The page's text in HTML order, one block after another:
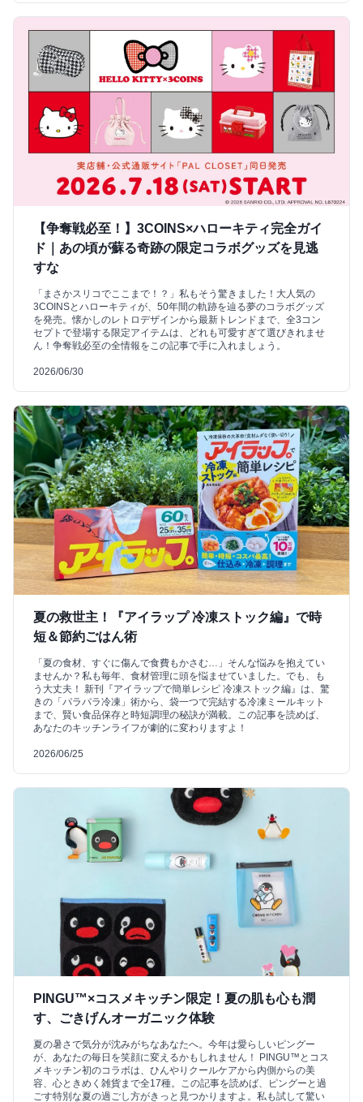
【争奪戦必至！】3COINS×ハローキティ完全ガイ
ド｜あの頃が蘇る奇跡の限定コラボグッズを見逃
すな
「まさかスリコでここまで！？」私もそう驚きました！大人気の
3COINSとハローキティが、50年間の軌跡を辿る夢のコラボグッズ
を発売。懐かしのレトロデザインから最新トレンドまで、全3コン
セプトで登場する限定アイテムは、どれも可愛すぎて選びきれませ
ん！争奪戦必至の全情報をこの記事で手に入れましょう。
2026/06/30
夏の救世主！『アイラップ 冷凍ストック編』で時
短＆節約ごはん術
「夏の食材、すぐに傷んで食費もかさむ…」そんな悩みを抱えてい
ませんか？私も毎年、食材管理に頭を悩ませていました。でも、も
う大丈夫！ 新刊『アイラップで簡単レシピ 冷凍ストック編』は、驚
きの「パラパラ冷凍」術から、袋一つで完結する冷凍ミールキット
まで、賢い食品保存と時短調理の秘訣が満載。この記事を読めば、
あなたのキッチンライフが劇的に変わりますよ！
2026/06/25
PINGU™×コスメキッチン限定！夏の肌も心も潤
す、ごきげんオーガニック体験
夏の暑さで気分が沈みがちなあなたへ。今年は愛らしいピングー
が、あなたの毎日を笑顔に変えるかもしれません！ PINGU™とコス
メキッチン初のコラボは、ひんやりクールケアから内側からの美
容、心ときめく雑貨まで全17種。この記事を読めば、ピングーと過
ごす特別な夏の過ごし方がきっと見つかりますよ。私も試して驚い